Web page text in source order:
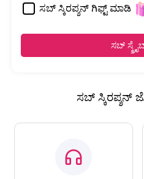
ಸಬ್ ಸ್ಕಿರಪ್ಶನ್ ಗಿಫ್ಟ್ ಮಾಡಿ
ಸಬ್
ಸಬ್ ಸ್ಕಿರಪ್ಶನ್